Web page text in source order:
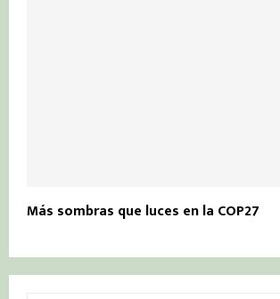
Más sombras que luces en la COP27